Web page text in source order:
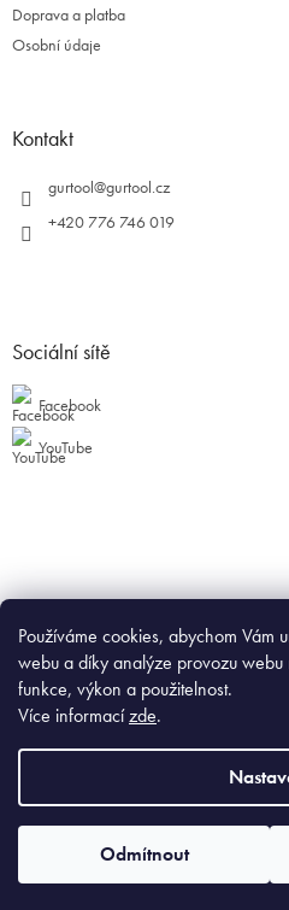
Používáme cookies, abychom Vám
webu a díky analýze provozu webu
funkce, výkon a použitelnost.
Více informacízde.
Odmítnout
Doprava a platba
Osobní údaje
Kontakt
gurtool@gurtool.cz
+420 776 746 019
Sociální sítě
Facebook
YouTube
Copyright 2026 .